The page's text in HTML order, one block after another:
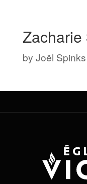
Zacharie
by Joël Spinks